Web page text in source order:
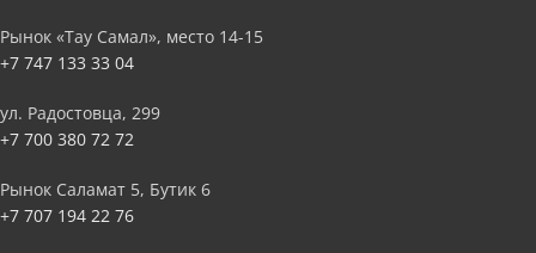
Рынок «Тау Самал», место 14-15
+7 747 133 33 04
ул. Радостовца, 299
+7 700 380 72 72
Рынок Саламат 5, Бутик 6
+7 707 194 22 76